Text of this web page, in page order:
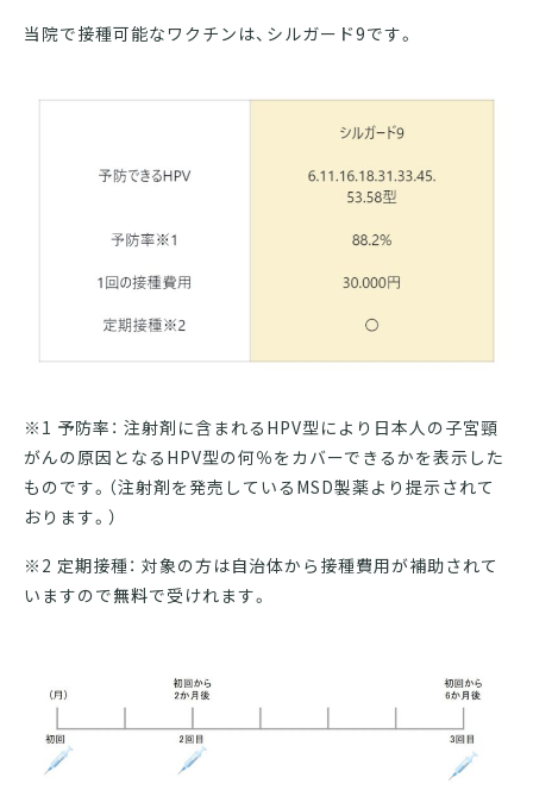
当院で接種可能なワクチンは、シルガード9です。
※1 予防率： 注射剤に含まれるHPV型により日本人の子宮頸
がんの原因となるHPV型の何％をカバーできるかを表示した
ものです。（注射剤を発売しているMSD製薬より提示されて
おります。）
※2 定期接種： 対象の方は自治体から接種費用が補助されて
いますので無料で受けれます。